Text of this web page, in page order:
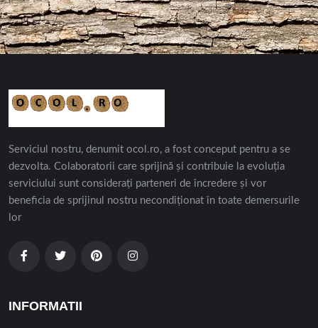
Serviciul nostru, denumit ocol.ro, a fost conceput pentru a se
dezvolta. Colaboratorii care sprijină și contribuie la evoluția
serviciului sunt considerați parteneri de încredere și vor
beneficia de sprijinul nostru necondiționat în toate demersurile
lor
INFORMATII